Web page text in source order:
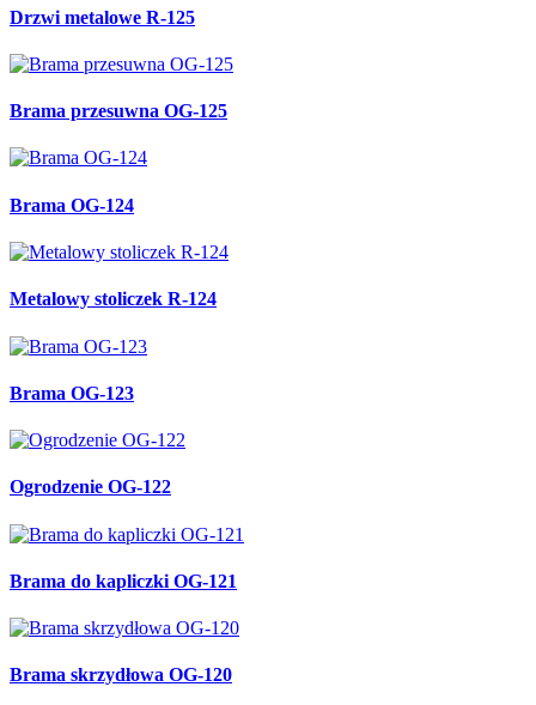
Drzwi metalowe R-125
Brama przesuwna OG-125
Brama OG-124
Metalowy stoliczek R-124
Brama OG-123
Ogrodzenie OG-122
Brama do kapliczki OG-121
Brama skrzydłowa OG-120